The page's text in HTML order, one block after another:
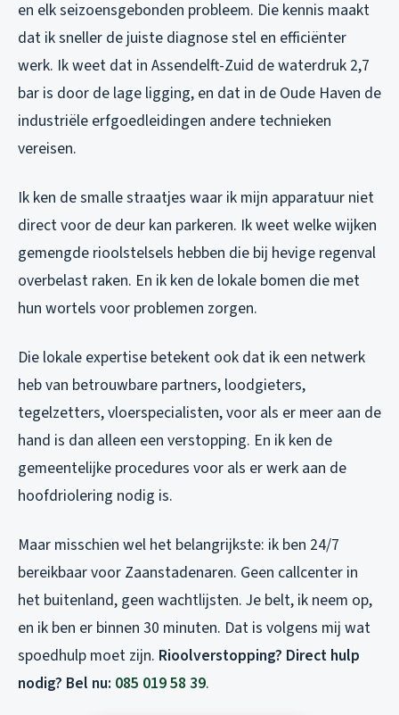
en elk seizoensgebonden probleem. Die kennis maakt
dat ik sneller de juiste diagnose stel en efficiënter
werk. Ik weet dat in Assendelft-Zuid de waterdruk 2,7
bar is door de lage ligging, en dat in de Oude Haven de
industriële erfgoedleidingen andere technieken
vereisen.
Ik ken de smalle straatjes waar ik mijn apparatuur niet
direct voor de deur kan parkeren. Ik weet welke wijken
gemengde rioolstelsels hebben die bij hevige regenval
overbelast raken. En ik ken de lokale bomen die met
hun wortels voor problemen zorgen.
Die lokale expertise betekent ook dat ik een netwerk
heb van betrouwbare partners, loodgieters,
tegelzetters, vloerspecialisten, voor als er meer aan de
hand is dan alleen een verstopping. En ik ken de
gemeentelijke procedures voor als er werk aan de
hoofdriolering nodig is.
Maar misschien wel het belangrijkste: ik ben 24/7
bereikbaar voor Zaanstadenaren. Geen callcenter in
het buitenland, geen wachtlijsten. Je belt, ik neem op,
en ik ben er binnen 30 minuten. Dat is volgens mij wat
spoedhulp moet zijn. Rioolverstopping? Direct hulp
nodig? Bel nu: 085 019 58 39.